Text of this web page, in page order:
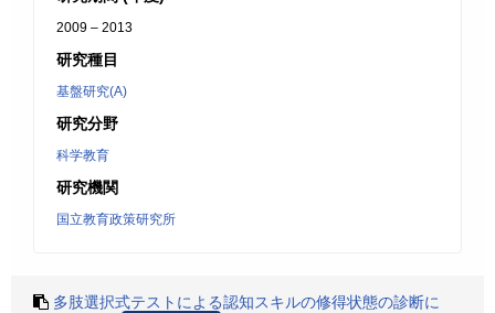
2009 – 2013
研究種目
基盤研究(A)
研究分野
科学教育
研究機関
国立教育政策研究所
多肢選択式テストによる認知スキルの修得状態の診断に